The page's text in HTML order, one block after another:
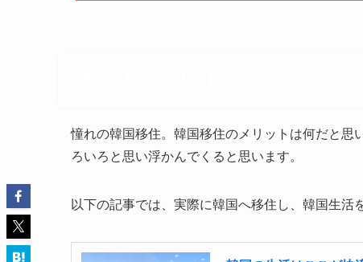
憧れの韓国移住。韓国移住のメリットは何だと思
ろいろと思い浮かんでくると思います。
以下の記事では、実際に韓国へ移住し、韓国生活